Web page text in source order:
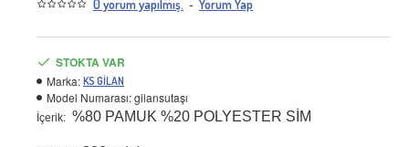
0 yorum yapılmış. Yorum Yap
STOKTA VAR
Marka: KS GİLAN
Model Numarası:gilansutaşı
İçerik: %80 PAMUK %20 POLYESTER SİM